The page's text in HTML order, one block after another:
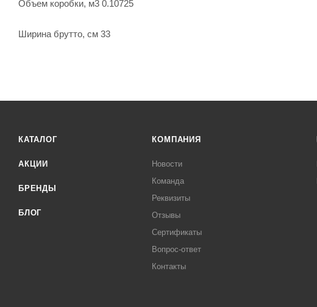
Объем коробки, м3 0.10725
Ширина брутто, см 33
КАТАЛОГ
АКЦИИ
БРЕНДЫ
БЛОГ
КОМПАНИЯ
Новости
Команда
Реквизиты
Отзывы
Сертификаты
Вопрос-ответ
Контакты